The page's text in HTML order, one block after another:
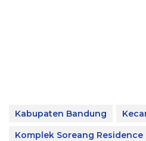
Kabupaten Bandung
Komplek Soreang Residence